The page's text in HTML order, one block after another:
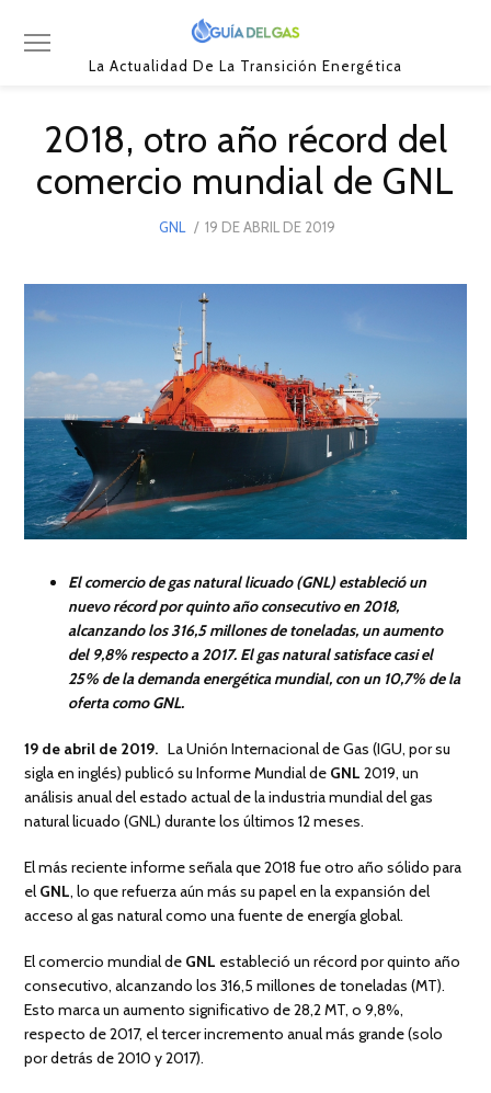
La Actualidad De La Transición Energética
2018, otro año récord del
comercio mundial de GNL
GNL
POSTED
19 DE ABRIL DE 2019
2019
El comercio de gas natural licuado (GNL) estableció un
nuevo récord por quinto año consecutivo en 2018,
alcanzando los 316,5 millones de toneladas, un aumento
del 9,8% respecto a 2017. El gas natural satisface casi el
25% de la demanda energética mundial, con un 10,7% de la
oferta como GNL.
19 de abril de 2019.La Unión Internacional de Gas (IGU, por su
sigla en inglés) publicó su Informe Mundial de GNL 2019, un
análisis anual del estado actual de la industria mundial del gas
natural licuado (GNL) durante los últimos 12 meses.
El más reciente informe señala que 2018 fue otro año sólido para
el GNL, lo que refuerza aún más su papel en la expansión del
acceso al gas natural como una fuente de energía global.
El comercio mundial de GNL estableció un récord por quinto año
consecutivo, alcanzando los 316,5 millones de toneladas (MT).
Esto marca un aumento significativo de 28,2 MT, o 9,8%,
respecto de 2017, el tercer incremento anual más grande (solo
por detrás de 2010 y 2017).